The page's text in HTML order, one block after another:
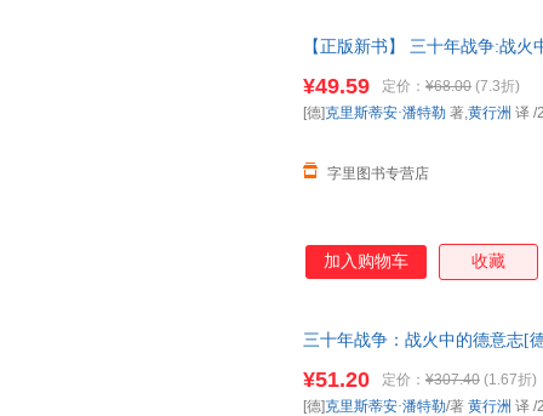
【正版新书】 三十年战争:战
¥49.59 定价： ¥68.00 (7.3折)
字里图书专营店
[德]克里斯蒂安·潘特勒 著,黄行洲 译 /
加入购物车 收藏
三十年战争：战火中的德意志[
电子发票！
¥51.20 定价： ¥307.40 (1.67折)
[德]克里斯蒂安·潘特勒/著 黄行洲 译 /